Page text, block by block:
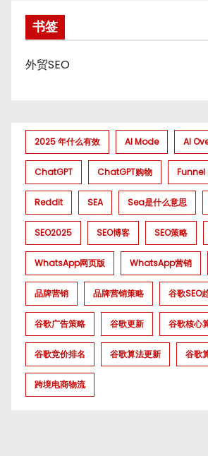
书签
外贸SEO
2025 年什么有效 AI Mode AI
ChatGPT ChatGPT购物
Reddit SEA Sea是什么意思
SEO2025 SEO博客 SEO策略
WhatsApp网页版 WhatsApp营销
品牌营销 品牌营销策略 谷歌SEO
谷歌广告策略 谷歌更新 谷歌核心
谷歌竞价排名 谷歌算法更新 谷歌
跨境电商物流